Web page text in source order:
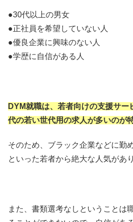
●30代以上の男女
●正社員を希望していない人
●優良企業に興味のない人
●学歴に自信がある人
DYM就職は、若者向けの支援サー
代の若い世代用の求人が多いのが
そのため、ブラック企業などに勤
といった若者から絶大な人気があ
また、書類選考なしということは